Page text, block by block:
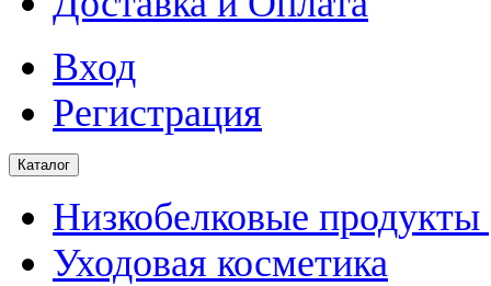
Вход
Регистрация
Каталог
Низкобелковые продукты
Уходовая косметика